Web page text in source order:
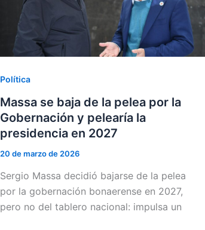
Política
Massa se baja de la pelea por la
Gobernación y pelearía la
presidencia en 2027
20 de marzo de 2026
Sergio Massa decidió bajarse de la pelea
por la gobernación bonaerense en 2027,
pero no del tablero nacional: impulsa un